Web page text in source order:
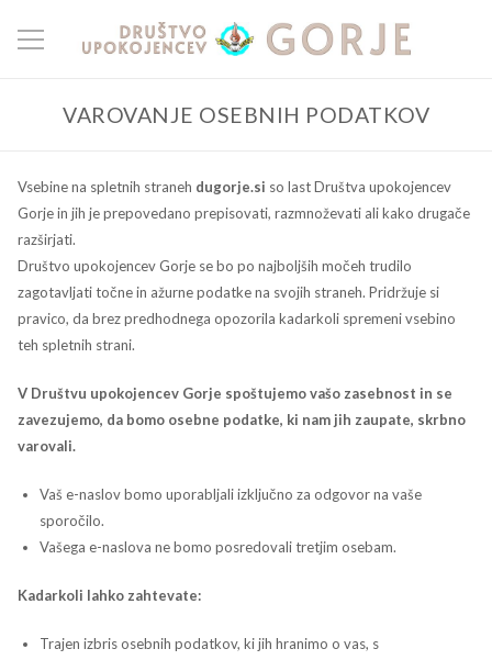
VAROVANJE OSEBNIH PODATKOV
Vsebine na spletnih straneh dugorje.si so last Društva upokojencev
Gorje in jih je prepovedano prepisovati, razmnoževati ali kako drugače
razširjati.
Društvo upokojencev Gorje se bo po najboljših močeh trudilo
zagotavljati točne in ažurne podatke na svojih straneh. Pridržuje si
pravico, da brez predhodnega opozorila kadarkoli spremeni vsebino
teh spletnih strani.
V Društvu upokojencev Gorje spoštujemo vašo zasebnost in se
zavezujemo, da bomo osebne podatke, ki nam jih zaupate, skrbno
varovali.
Vaš e-naslov bomo uporabljali izključno za odgovor na vaše
sporočilo.
Vašega e-naslova ne bomo posredovali tretjim osebam.
Kadarkoli lahko zahtevate:
Trajen izbris osebnih podatkov, ki jih hranimo o vas, s